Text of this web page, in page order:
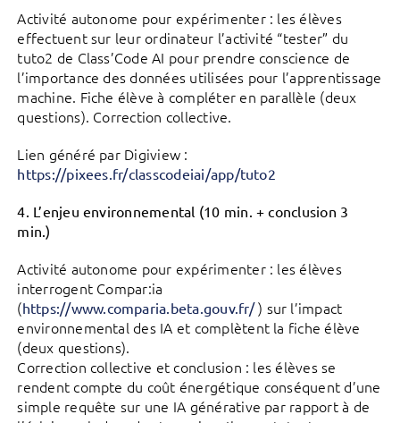
Activité autonome pour expérimenter : les élèves
effectuent sur leur ordinateur l’activité “tester” du
tuto2 de Class’Code AI pour prendre conscience de
l’importance des données utilisées pour l’apprentissage
machine. Fiche élève à compléter en parallèle (deux
questions). Correction collective.
Lien généré par Digiview :
https://pixees.fr/classcodeiai/app/tuto2
4. L’enjeu environnemental (10 min. + conclusion 3
min.)
Activité autonome pour expérimenter : les élèves
interrogent Compar:ia
(https://www.comparia.beta.gouv.fr/) sur l’impact
environnemental des IA et complètent la fiche élève
(deux questions).
Correction collective et conclusion : les élèves se
rendent compte du coût énergétique conséquent d’une
simple requête sur une IA générative par rapport à de